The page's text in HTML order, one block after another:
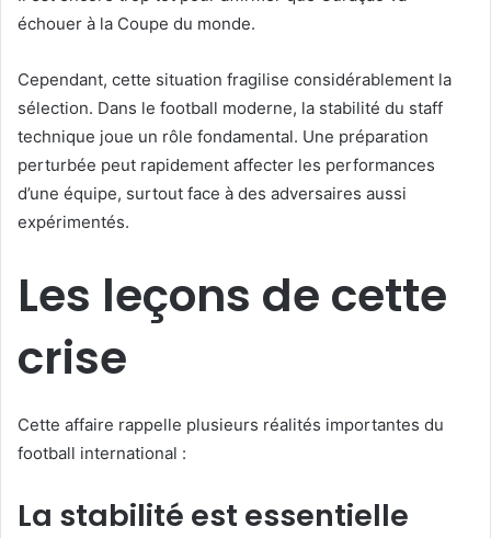
échouer à la Coupe du monde.
Cependant, cette situation fragilise considérablement la
sélection. Dans le football moderne, la stabilité du staff
technique joue un rôle fondamental. Une préparation
perturbée peut rapidement affecter les performances
d’une équipe, surtout face à des adversaires aussi
expérimentés.
Les leçons de cette
crise
Cette affaire rappelle plusieurs réalités importantes du
football international :
La stabilité est essentielle